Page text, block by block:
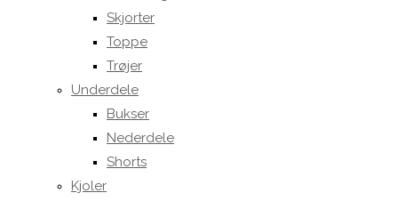
Skjorter
Toppe
Trøjer
Underdele
Bukser
Nederdele
Shorts
Kjoler